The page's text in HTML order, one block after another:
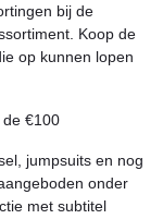
bij de
Koop de
op kunnen lopen
€100
jumpsuits en nog
onder
met subtitel